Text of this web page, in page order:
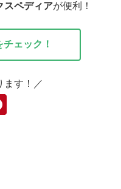
スペディアが便利！
ェック！
ます！／